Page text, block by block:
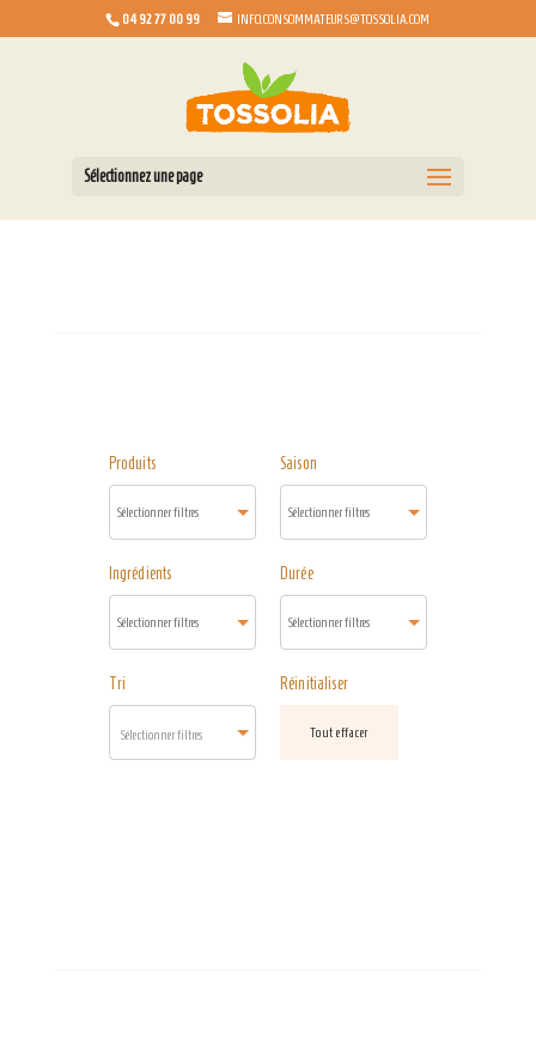
04 92 77 00 99 INFO.CONSOMMATEURS@TOSSOLIA.COM
Sélectionnez une page
Produits Saison
Ingrédients Durée
Tri
Sélectionner filtres
Réinitialiser
Tout effacer